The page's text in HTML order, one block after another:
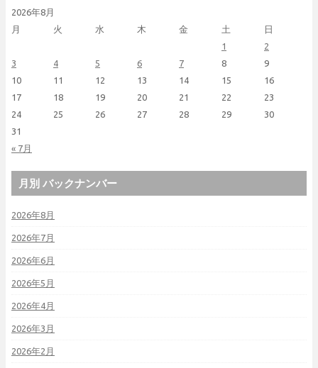
2026年8月
月
火 水 木 金 土 日
« 7月
1
2
3
4 5 6 7 8
9
10
11 12 13 14 15
16
17
18 19 20 21 22
23
24
25 26 27 28 29
30
31
月別 バックナンバー
2026年8月
2026年7月
2026年6月
2026年5月
2026年4月
2026年3月
2026年2月